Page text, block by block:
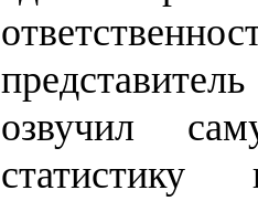
озвучил
статистику